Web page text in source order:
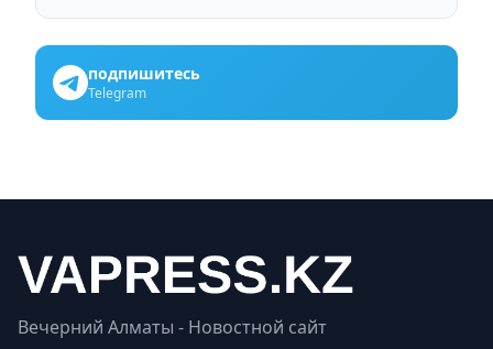
подпишитесь
Telegram
Вечерний Алматы - Новостной сайт